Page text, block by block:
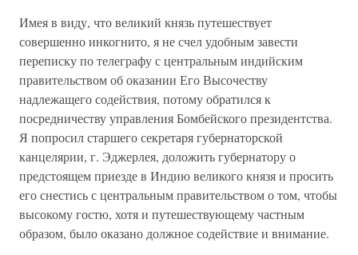
Имея в виду, что великий князь путешествует
совершенно инкогнито, я не счел удобным завести
переписку по телеграфу с центральным индийским
правительством об оказании Его Высочеству
надлежащего содействия, потому обратился к
посредничеству управления Бомбейского президентства.
Я попросил старшего секретаря губернаторской
канцелярии, г. Эджерлея, доложить губернатору о
предстоящем приезде в Индию великого князя и просить
его снестись с центральным правительством о том, чтобы
высокому гостю, хотя и путешествующему частным
образом, было оказано должное содействие и внимание.